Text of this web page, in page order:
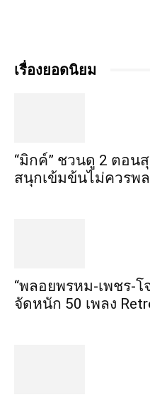
เรื่องยอดนิยม
“มิกค์” ชวนดู 2 ตอน
สนุกเข้มข้นไม่ควรพ
“พลอยพรหม-เพชร-โ
จัดหนัก 50 เพลง